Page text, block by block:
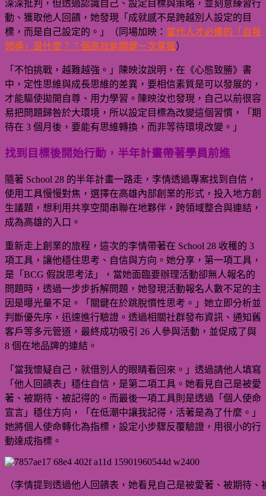
深深批判，但透過認識自己、設定目標與策略，並刻意練習行
動、獲取他人回饋，她發現「成就感不是跨越別人設定的目
標，而是自己設定的。」（同場加映： 當代人才必備的「自我
領導」是什麼？ 7 個高效能關鍵一次掌握）
「不怕挑戰，越難越強。」陳映汝說明，在《心態致勝》書
中，定性思維與成長思維的差異，要相信素質是可以發展的，
才能驅使拋開自尊、用力學習。陳映汝也發現，自己以前很容
易把問題歸咎於大環境，所以設定目標為改變這個習慣，「期
待在 3 個月後，要能有思維轉換，而非等待環境改變。」
找到目標後開始行動，半年計畫帶著學員前進
隨著 School 28 的半年計畫一路走，李情透過專案找到自信，
使用工具慢慢對焦，選擇在高雄內部創業的形式，投入地方創
生議題，想利用共享空間串聯在地夥伴，跨領域整合與連結，
成為高雄的入口。
重新走上創業的旅程，這次的李情帶著在 School 28 收穫的 3
項工具，讓他穩住思考、自信與方向。她分享，第一項工具，
是「BCG 假說思考法」，當她面臨要辦理活動卻無人報名的
問題時，透過一步步拆解問題，她發現活動報名人數不足的主
因是曝光量不足。「關鍵在於跳脫慣性思考。」她立即分析並
判斷優先序，迅速進行驗證。透過相關社群發布資訊、通知舊
客戶等多元管道，最終成功吸引 26 人參與活動，並促成了與
8 個在地品牌的連結。
「當我懷疑自己，就借別人的眼睛看回來。」透過請他人填寫
「他人回饋表」穩住自信，是第二項工具。她看見自己是被愛
著、被期待、被記得的。而最後一項工具則是透過「個人使命
宣言」穩住方向，「在低潮中讓我記得，活著是為了什麼。」
她將個人使命轉化為指標，設定小步驟反覆驗證，用很小的行
動達成指標。
（李情提到透過他人回饋表，她看見自己是被愛著、被期待、